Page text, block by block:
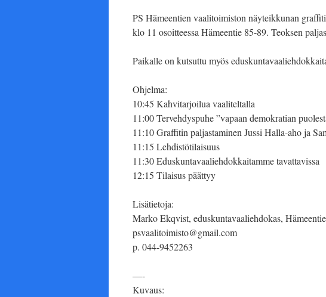
PS Hämeentien vaalitoimiston näyteikkunan
klo 11 osoitteessa Hämeentie 85-89. Teoksen
Paikalle on kutsuttu myös
Ohjelma:
10:45 Kahvitarjoilua vaaliteltalla
11:00 Tervehdyspuhe ”vapaan demokratian
11:10 Graffitin paljastaminen Jussi Halla-aho ja
11:15 Lehdistötilaisuus
11:30 Eduskuntavaaliehdokkaitamme tavattavissa
12:15 Tilaisus päättyy
Lisätietoja:
Marko Ekqvist, eduskuntavaaliehdokas,
psvaalitoimisto@gmail.com
p. 044-9452263
—-
Kuvaus: